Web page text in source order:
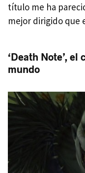
título me ha
mejor dirigido que
‘Death Note’,
mundo